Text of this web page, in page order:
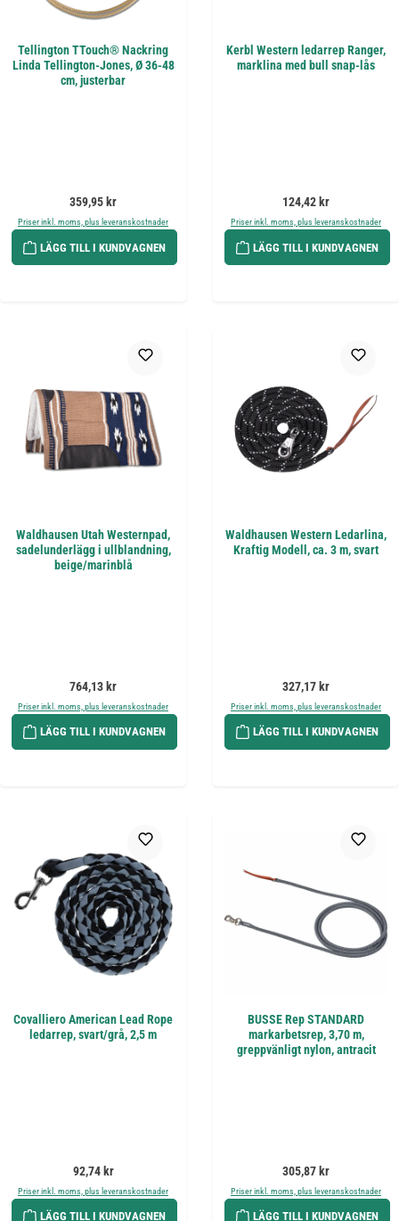
Tellington TTouch® Nackring
Linda Tellington-Jones, Ø 36-48
cm, justerbar
Ordinarie pris:
359,95 kr
Priser inkl. moms, plus leveranskostnader
LÄGG TILL I KUNDVAGNEN
Kerbl Western ledarrep Ranger,
marklina med bull snap-lås
Ordinarie pris:
124,42 kr
Priser inkl. moms, plus leveranskostnader
LÄGG TILL I KUNDVAGNEN
Waldhausen Utah Westernpad,
sadelunderlägg i ullblandning,
beige/marinblå
Ordinarie pris:
764,13 kr
Priser inkl. moms, plus leveranskostnader
LÄGG TILL I KUNDVAGNEN
Waldhausen Western Ledarlina,
Kraftig Modell, ca. 3 m, svart
Ordinarie pris:
327,17 kr
Priser inkl. moms, plus leveranskostnader
LÄGG TILL I KUNDVAGNEN
Covalliero American Lead Rope
ledarrep, svart/grå, 2,5 m
Ordinarie pris:
92,74 kr
Priser inkl. moms, plus leveranskostnader
LÄGG TILL I KUNDVAGNEN
BUSSE Rep STANDARD
markarbetsrep, 3,70 m,
greppvänligt nylon, antracit
Ordinarie pris:
305,87 kr
Priser inkl. moms, plus leveranskostnader
LÄGG TILL I KUNDVAGNEN